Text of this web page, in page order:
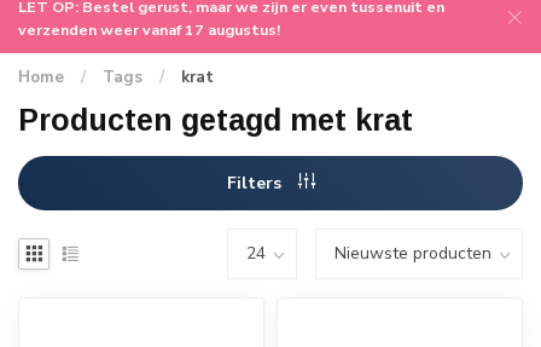
LET OP: Bestel gerust, maar we zijn er even tussenuit en
verzenden weer vanaf 17 augustus!
Home / Tags / krat
Producten getagd met krat
Filters